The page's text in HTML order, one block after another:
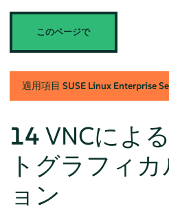
このページで
適用項目 SUSE Linux Enterprise
14 VNCによ
トグラフィ
ョン